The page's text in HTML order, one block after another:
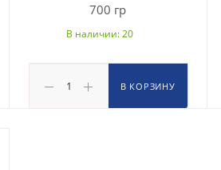
700 гр
В наличии: 20
В КОРЗИНУ